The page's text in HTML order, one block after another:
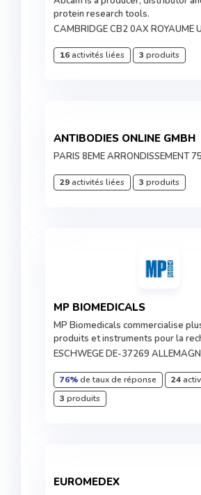
protein research tools.
CAMBRIDGE CB2 0AX ROYAUME
16activités liées 3 produits
ANTIBODIES ONLINE GMBH
PARIS 8EME ARRONDISSEMENT
29activités liées 3 produits
MP BIOMEDICALS
MP Biomedicals commercialise
produits et instruments pour la
ESCHWEGE DE-37269
76%de taux de réponse 24
3 produits
EUROMEDEX